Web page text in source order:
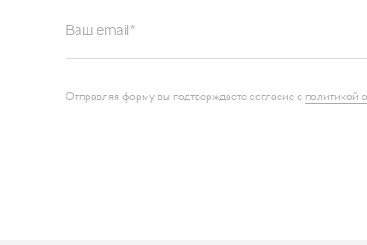
Отправляя форму вы подтверждаете согласие с